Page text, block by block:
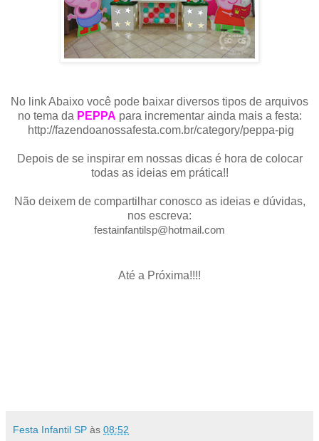
No link Abaixo você pode baixar diversos tipos de arquivos
no tema da PEPPA para incrementar ainda mais a festa:
http://fazendoanossafesta.com.br/category/peppa-pig
Depois de se inspirar em nossas dicas é hora de colocar
todas as ideias em prática!!
Não deixem de compartilhar conosco as ideias e dúvidas,
nos escreva:
festainfantilsp@hotmail.com
Até a Próxima!!!!
Festa Infantil SP às 08:52